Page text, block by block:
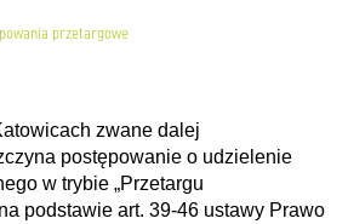
przetargowe
zwane dalej
postępowanie o udzielenie
w trybie „Przetargu
podstawie art. 39-46 ustawy Prawo